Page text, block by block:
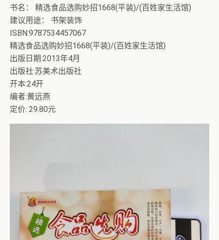
书名： 精选食品选购妙招1668(平装)/(百姓家生活馆)
建议用途： 书架装饰
ISBN:9787534457067
精选食品选购妙招1668(平装)/(百姓家生活馆)
出版日期:2013年4月
出版社:苏美术出版社
开本:24开
编者:黄远燕
定价: 29.80元